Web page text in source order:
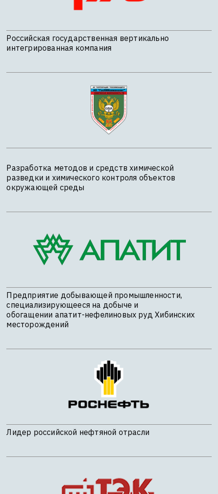
Российская государственная вертикально
интегрированная компания
Разработка методов и средств химической
разведки и химического контроля объектов
окружающей среды
Предприятие добывающей промышленности,
специализирующееся на добыче и
обогащении апатит-нефелиновых руд Хибинских
месторождений
Лидер российской нефтяной отрасли